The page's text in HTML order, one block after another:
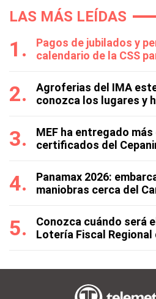
LAS MÁS LEÍDAS
Pagos de jubilados y
calendario de la CSS
Agroferias del IMA
conozca los lugares y
MEF ha entregado más
certificados del
Panamax 2026:
maniobras cerca del
Conozca cuándo será
Lotería Fiscal